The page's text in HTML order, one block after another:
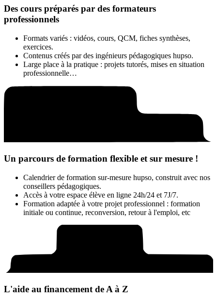
Des cours préparés par des formateurs
professionnels
Formats variés : vidéos, cours, QCM, fiches synthèses,
exercices.
Contenus créés par des ingénieurs pédagogiques hupso.
Large place à la pratique : projets tutorés, mises en situation
professionnelle…
Un parcours de formation flexible et sur mesure !
Calendrier de formation sur-mesure hupso, construit avec nos
conseillers pédagogiques.
Accès à votre espace élève en ligne 24h/24 et 7J/7.
Formation adaptée à votre projet professionnel : formation
initiale ou continue, reconversion, retour à l'emploi, etc
L'aide au financement de A à Z